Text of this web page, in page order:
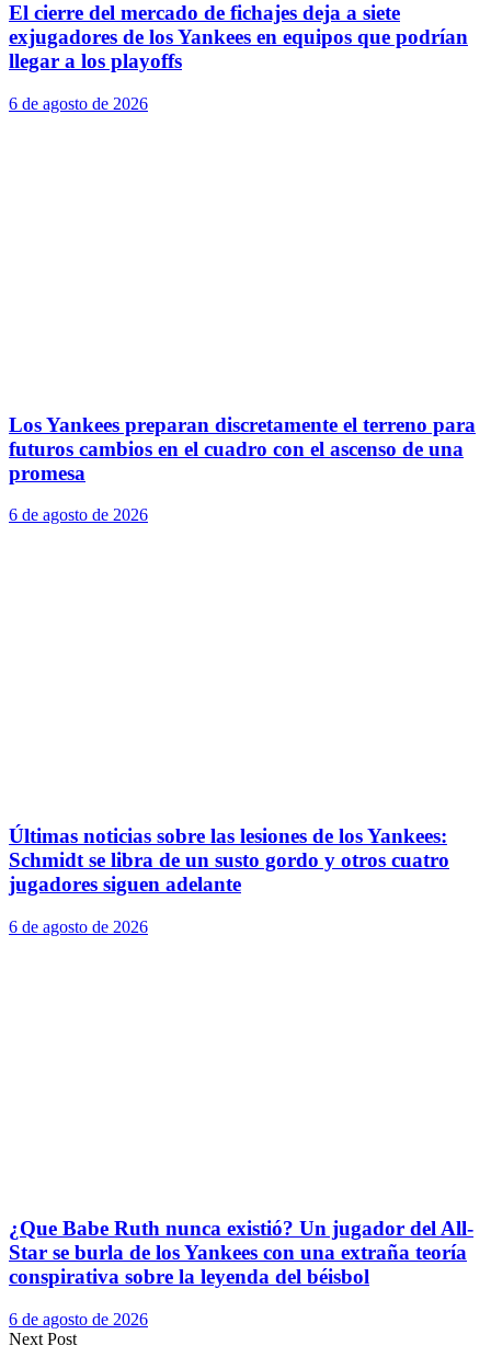
El cierre del mercado de fichajes deja a siete
exjugadores de los Yankees en equipos que podrían
llegar a los playoffs
6 de agosto de 2026
Los Yankees preparan discretamente el terreno para
futuros cambios en el cuadro con el ascenso de una
promesa
6 de agosto de 2026
Últimas noticias sobre las lesiones de los Yankees:
Schmidt se libra de un susto gordo y otros cuatro
jugadores siguen adelante
6 de agosto de 2026
¿Que Babe Ruth nunca existió? Un jugador del All-
Star se burla de los Yankees con una extraña teoría
conspirativa sobre la leyenda del béisbol
6 de agosto de 2026
Next Post